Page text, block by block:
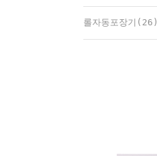
롤자동포장기(26)